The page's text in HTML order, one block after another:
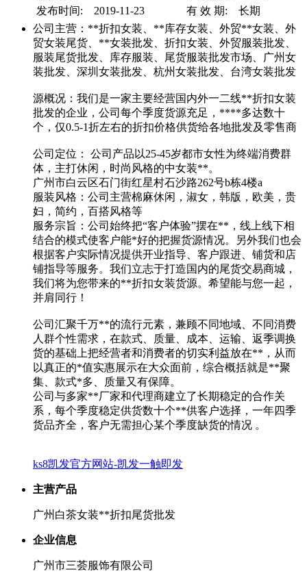
发布时间: 2019-11-23
有 效 期: 长期
公司主营：**折扣女装、**库存女装、外贸**女装、外
贸女装尾货、**女装批发、折扣女装、外贸服装批发、
服装尾货批发、库存服装、尾货服装批发市场、广州女
装批发、深圳女装批发、杭州女装批发、台湾女装批发
源概况：我们是一家主要经营国内外一二线**折扣女装
批发的企业，公司每个季度货源充足，****多达数十
个，仅0.5-1折左右的折扣价格供货给各地批发及零售商
公司定位： 公司产品以25-45岁都市女性为终端消费群
体，主打休闲，时尚风格的中女装**。
广州市白云区石门街红星村石沙路262号b栋4楼a
服装风格：公司主营棉麻休闲，淑女，韩版，欧美，贵
妇，简约，百搭风格等
服务宗旨：公司始终把“客户体验”摆在**，线上线下相
结合的模式使客户能*好的把握货源情况。另外我们也会
根据客户实际情况提供开业指导、客户跟进、铺货和店
铺指导等服务。我们立志于打造国内的尾货交易商城，
我们将为您带来的**折扣女装货源。希望能与您一起，
并肩同行！
公司汇聚千万**的流行元素，兼顾不同地域、不同消费
人群个性需求，在款式、质量、成本、运输、返季调换
货的基础上把经营者和消费者的切实利益放在**，从而
以真正的*值实惠展示在大众面前，综合概括就是**聚
集、款式*多、质量又有保障。
公司与多家**厂家和代理商建立了长期稳定的合作关
系，每个季度稳定供货数十个**供客户选择，一年四季
货品齐全，客户无需担心某个季度缺货的情况 。
ks8凯发官方网站-凯发一触即发
主营产品
广州白茶女装**折扣尾货批发
企业信息
广州市三荟服饰有限公司